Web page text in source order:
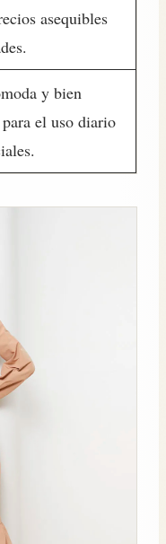
asequibles
y bien
el uso diario